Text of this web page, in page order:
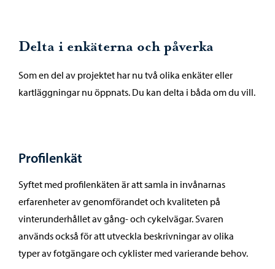
Delta i enkäterna och påverka
Som en del av projektet har nu två olika enkäter eller
kartläggningar nu öppnats. Du kan delta i båda om du vill.
Profilenkät
Syftet med profilenkäten är att samla in invånarnas
erfarenheter av genomförandet och kvaliteten på
vinterunderhållet av gång- och cykelvägar. Svaren
används också för att utveckla beskrivningar av olika
typer av fotgängare och cyklister med varierande behov.